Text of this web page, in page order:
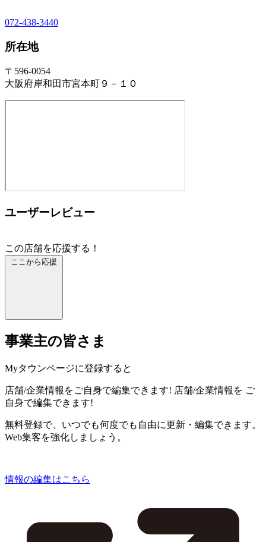
072-438-3440
所在地
〒596-0054
大阪府岸和田市宮本町９－１０
ユーザーレビュー
この店舗を応援する！
ここから応援
事業主の皆さま
Myタウンページに登録すると
店舗/企業情報をご自身で編集できます! 店舗/企業情報を ご
自身で編集できます!
無料登録で、いつでも何度でも自由に更新・編集できます。
Web集客を強化しましょう。
情報の編集はこちら